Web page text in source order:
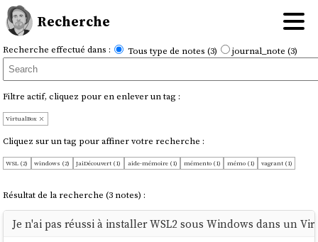
Recherche
Recherche effectué dans : Tous type de notes (3) journal_note (3)
Filtre actif, cliquez pour en enlever un tag :
VirtualBox
Cliquez sur un tag pour affiner votre recherche :
WSL (2) windows (2) JaiDécouvert (1) aide-mémoire (1) mémento (1) mémo (1) vagrant (1)
Résultat de la recherche (3 notes) :
Je n'ai pas réussi à installer WSL2 sous Windows dans un